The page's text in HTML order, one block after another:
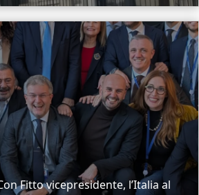
Fitto vicepresidente, l’Italia al